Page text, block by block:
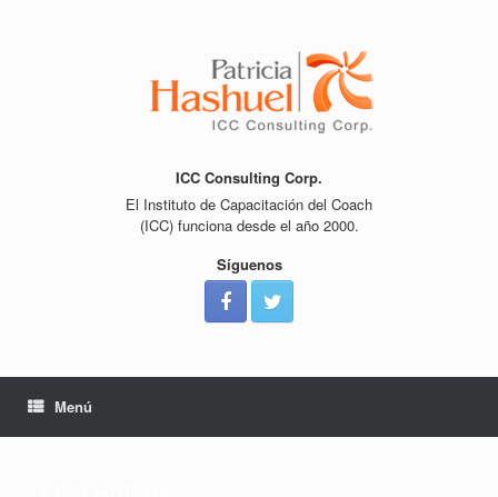
ICC Consulting Corp.
El Instituto de Capacitación del Coach
(ICC) funciona desde el año 2000.
Síguenos
Menú